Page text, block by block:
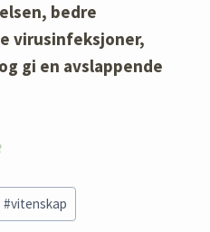
bedre
virusinfeksjoner,
gi en avslappende
#vitenskap